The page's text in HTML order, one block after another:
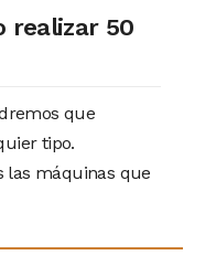
realizar 50
que
tipo.
las máquinas que